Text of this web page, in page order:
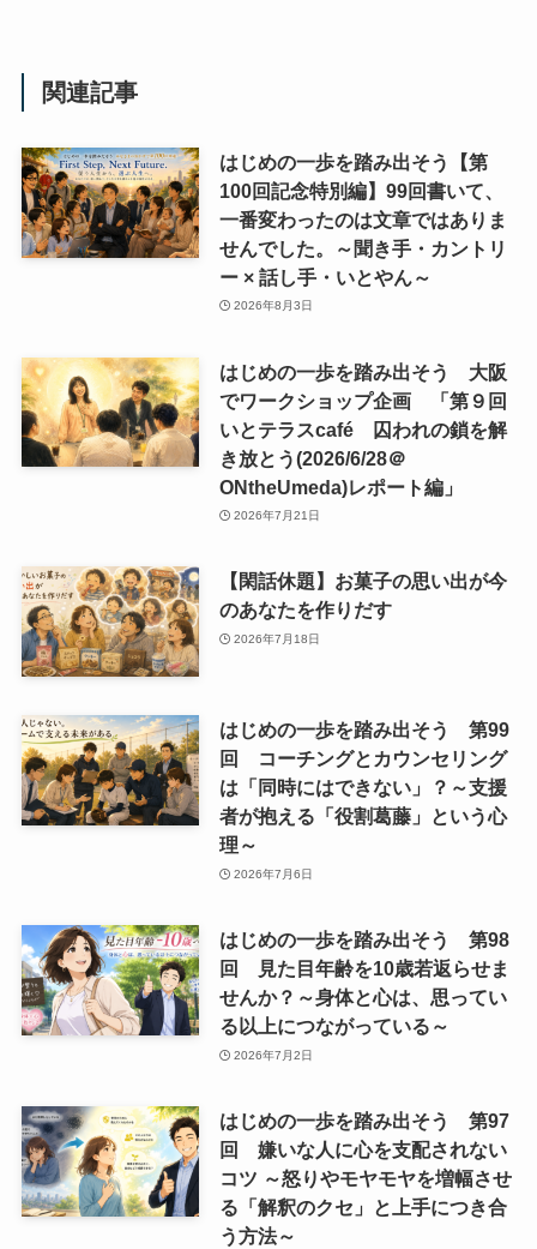
関連記事
はじめの一歩を踏み出そう【第
100回記念特別編】99回書いて、
一番変わったのは文章ではありま
せんでした。～聞き手・カントリ
ー × 話し手・いとやん～
2026年8月3日
はじめの一歩を踏み出そう 大阪
でワークショップ企画 「第９回
いとテラスcafé 囚われの鎖を解
き放とう(2026/6/28＠
ONtheUmeda)レポート編」
2026年7月21日
【閑話休題】お菓子の思い出が今
のあなたを作りだす
2026年7月18日
はじめの一歩を踏み出そう 第99
回 コーチングとカウンセリング
は「同時にはできない」？～支援
者が抱える「役割葛藤」という心
理～
2026年7月6日
はじめの一歩を踏み出そう 第98
回 見た目年齢を10歳若返らせま
せんか？～身体と心は、思ってい
る以上につながっている～
2026年7月2日
はじめの一歩を踏み出そう 第97
回 嫌いな人に心を支配されない
コツ ～怒りやモヤモヤを増幅させ
る「解釈のクセ」と上手につき合
う方法～